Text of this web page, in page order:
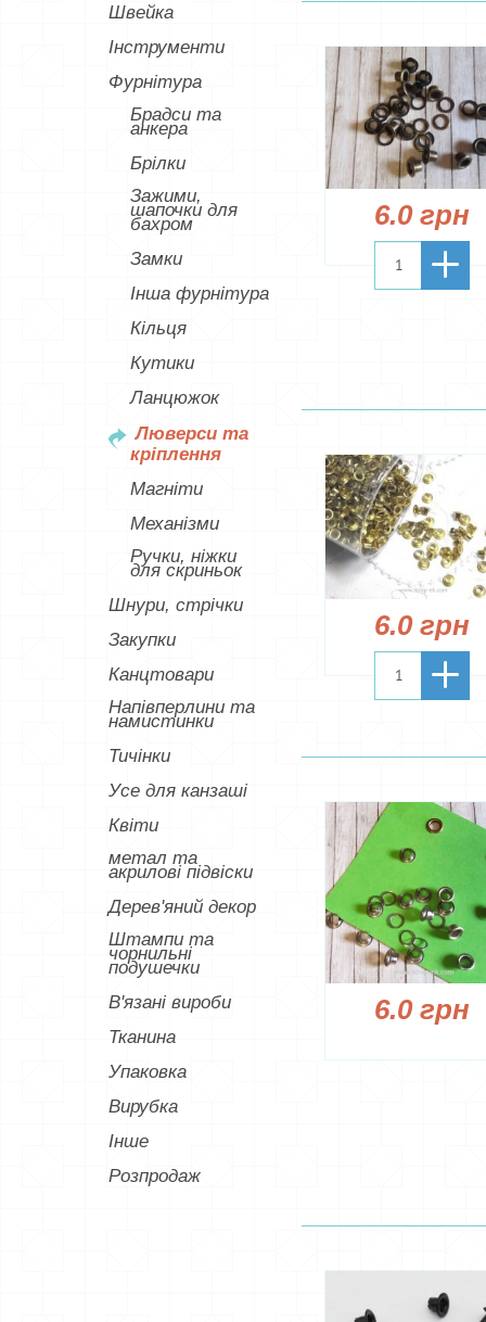
Швейка
Інструменти
Фурнітура
Брадси та
анкера
Брілки
Зажими,
шапочки для
бахром
Замки
Інша фурнітура
Кільця
Кутики
Ланцюжок
Люверси та
кріплення
Магніти
Механізми
Ручки, ніжки
для скриньок
Шнури, стрічки
Закупки
Канцтовари
Напівперлини та
намистинки
Тичінки
Усе для канзаші
Квіти
метал та
акрилові підвіски
Дерев'яний декор
Штампи та
чорнильні
подушечки
В'язані вироби
Тканина
Упаковка
Вирубка
Інше
Розпродаж
6.0 грн
6.0 грн
6.0 грн